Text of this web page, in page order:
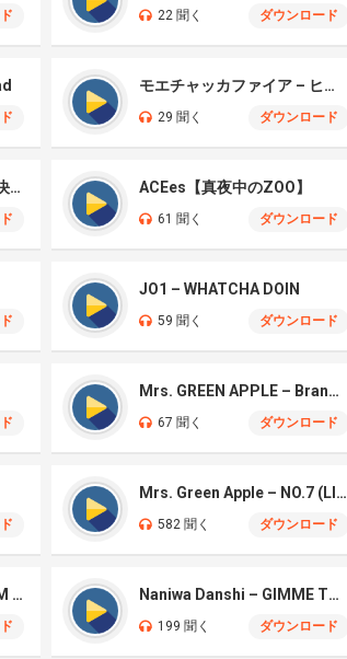
22 聞く ダウンロード
モエチャッカファイア – ヒューゴ、狛野真斗、ライト、セヴェリアン (Cover )
29 聞く ダウンロード
米津玄師, キングダム 魂の決戦 – 公開記念PV ACEes【真夜中のZOO】
61 聞く ダウンロード
JO1 – WHATCHA DOIN
59 聞く ダウンロード
Mrs. GREEN APPLE – Brand New
67 聞く ダウンロード
Mrs. Green Apple – NO.7 (LIVE)
582 聞く ダウンロード
Burnout Syndromes – I AM A HERO Naniwa Danshi – GIMME THE DAY
199 聞く ダウンロード